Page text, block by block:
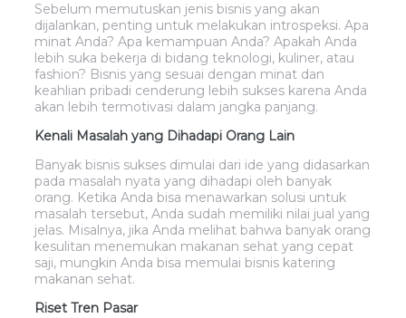
Sebelum memutuskan jenis bisnis yang akan
dijalankan, penting untuk melakukan introspeksi. Apa
minat Anda? Apa kemampuan Anda? Apakah Anda
lebih suka bekerja di bidang teknologi, kuliner, atau
fashion? Bisnis yang sesuai dengan minat dan
keahlian pribadi cenderung lebih sukses karena Anda
akan lebih termotivasi dalam jangka panjang.
Kenali Masalah yang Dihadapi Orang Lain
Banyak bisnis sukses dimulai dari ide yang didasarkan
pada masalah nyata yang dihadapi oleh banyak
orang. Ketika Anda bisa menawarkan solusi untuk
masalah tersebut, Anda sudah memiliki nilai jual yang
jelas. Misalnya, jika Anda melihat bahwa banyak orang
kesulitan menemukan makanan sehat yang cepat
saji, mungkin Anda bisa memulai bisnis katering
makanan sehat.
Riset Tren Pasar